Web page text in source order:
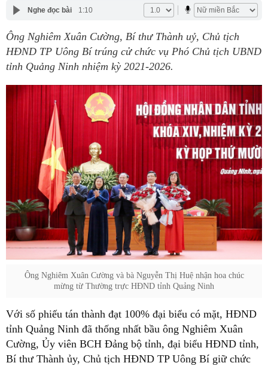
Nghe đọc bài 1:10
Ông Nghiêm Xuân Cường, Bí thư Thành uỷ, Chủ tịch
HĐND TP Uông Bí trúng cử chức vụ Phó Chủ tịch UBND
tỉnh Quảng Ninh nhiệm kỳ 2021-2026.
Ông Nghiêm Xuân Cường và bà Nguyễn Thị Huệ nhận hoa chúc
mừng từ Thường trực HĐND tỉnh Quảng Ninh
Với số phiếu tán thành đạt 100% đại biểu có mặt, HĐND
tỉnh Quảng Ninh đã thống nhất bầu ông Nghiêm Xuân
Cường, Ủy viên BCH Đảng bộ tỉnh, đại biểu HĐND tỉnh,
Bí thư Thành ủy, Chủ tịch HĐND TP Uông Bí giữ chức